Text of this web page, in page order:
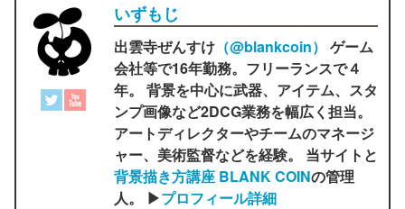
いずもじ
出雲寺ぜんすけ （‎@blankcoin） ゲーム
会社等で16年勤務。フリーランスで４
年。 背景を中心に武器、アイテム、スタ
ンプ画像など2DCG業務を幅広く担当。
アートディレクターやチームのマネージ
ャー、美術監督などを経験。 当サイトと
背景描き方講座 BLANK COINの管理
人。 ▶プロフィール詳細